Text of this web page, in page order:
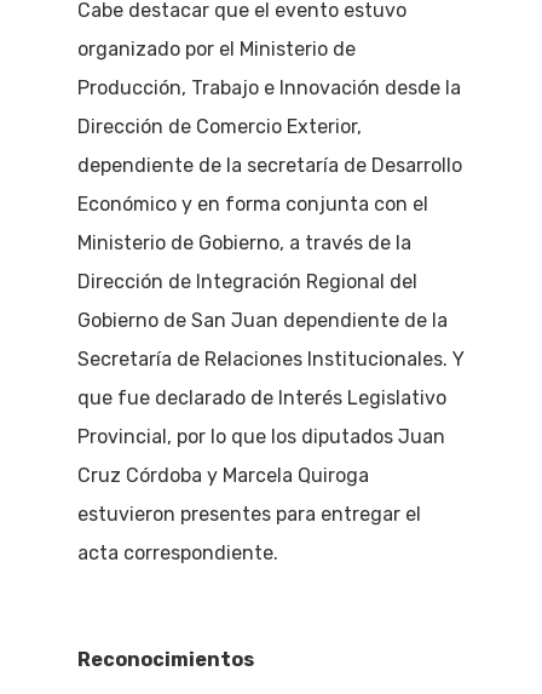
Cabe destacar que el evento estuvo
organizado por el Ministerio de
Producción, Trabajo e Innovación desde la
Dirección de Comercio Exterior,
dependiente de la secretaría de Desarrollo
Económico y en forma conjunta con el
Ministerio de Gobierno, a través de la
Dirección de Integración Regional del
Gobierno de San Juan dependiente de la
Secretaría de Relaciones Institucionales. Y
que fue declarado de Interés Legislativo
Provincial, por lo que los diputados Juan
Cruz Córdoba y Marcela Quiroga
estuvieron presentes para entregar el
acta correspondiente.
Reconocimientos